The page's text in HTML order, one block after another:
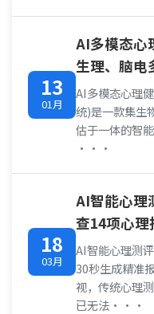
13
01月
AI多模态心
生理、脑电
AI多模态心理
统)是一款集生
估于一体的智
···
18
03月
AI智能心理
查14项心理
AI智能心理测
30秒生成精准
视，传统心理
已无法···